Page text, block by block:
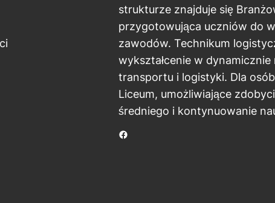
strukturze znajduje się
przygotowująca uczniów do
zawodów. Technikum
wykształcenie w
transportu i logistyki. Dla
Liceum, umożliwiające
średniego i kontynuowanie